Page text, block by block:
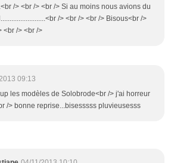
/> <br /> <br /> Si au moins nous avions du
/> <br /> <br /> Bisous<br />
<br /> <br />
09:13
les modèles de Solobrode<br /> j'ai horreur
/> bonne reprise...bisesssss pluvieusesss